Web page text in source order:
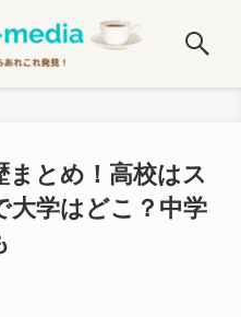
まとめ！高校はス
大学はどこ？中学